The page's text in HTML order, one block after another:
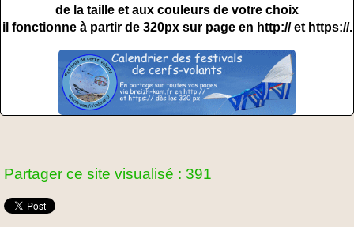
de la taille et aux couleurs de votre choix
il fonctionne à partir de 320px sur page en http:// et https://.
Partager ce site visualisé : 391